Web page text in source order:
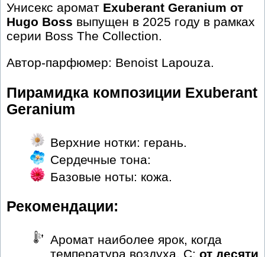
Унисекс аромат Exuberant Geranium от
Hugo Boss выпущен в 2025 году в рамках
серии Boss The Collection.
Автор-парфюмер: Benoist Lapouza.
Пирамидка композиции Exuberant
Geranium
Верхние нотки: герань.
Сердечные тона:
Базовые ноты: кожа.
Рекомендации:
Аромат наиболее ярок, когда
температура воздуха, С: от десяти